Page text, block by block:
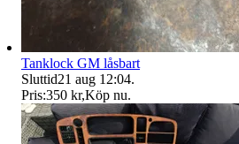
Tanklock GM låsbart
Sluttid21 aug 12:04.
Pris:350 kr,Köp nu.